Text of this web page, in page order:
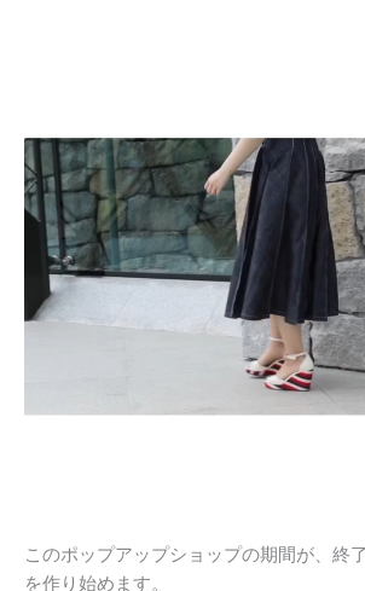
このポップアップショップの期間が、終
を作り始めます。